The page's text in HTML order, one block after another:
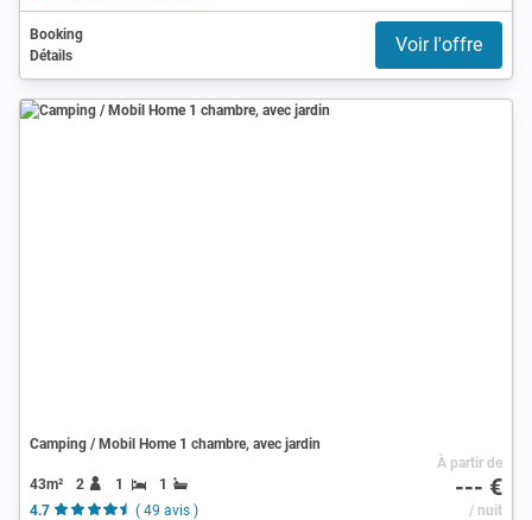
Booking
Détails
Voir l'offre
Camping / Mobil Home 1 chambre, avec jardin
43m² 2 1
1
4.7
( 49 avis )
À partir de
--- €
/ nuit